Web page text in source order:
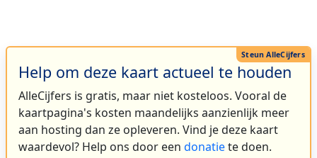
Help om deze kaart actueel te houden
AlleCijfers is gratis, maar niet kosteloos. Vooral de
kaartpagina's kosten maandelijks aanzienlijk meer
aan hosting dan ze opleveren. Vind je deze kaart
waardevol? Help ons door een donatiete doen.